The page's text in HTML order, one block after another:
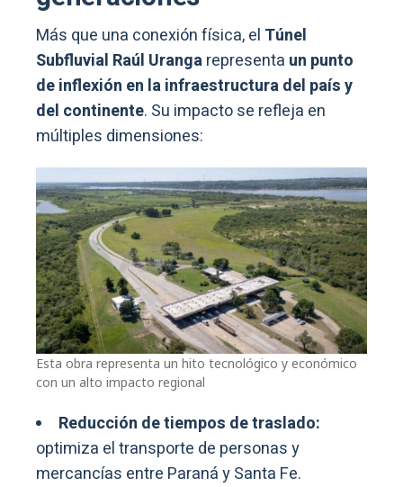
Más que una conexión física, el Túnel
Subfluvial Raúl Urangarepresenta un punto
de inflexión en la infraestructura del país y
del continente. Su impacto se refleja en
múltiples dimensiones:
Esta obra representa un hito tecnológico y económico
con un alto impacto regional
Reducción de tiempos de traslado:
optimiza el transporte de personas y
mercancías entre Paraná y Santa Fe.